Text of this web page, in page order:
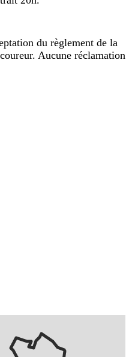
du règlement de la
Aucune réclamation